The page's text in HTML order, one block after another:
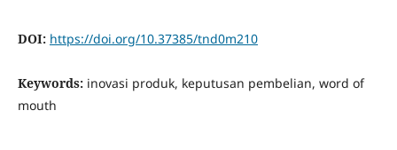
DOI: https://doi.org/10.37385/tnd0m210
Keywords: inovasi produk, keputusan pembelian, word of
mouth